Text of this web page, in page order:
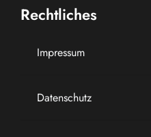
Rechtliches
Impressum
Datenschutz